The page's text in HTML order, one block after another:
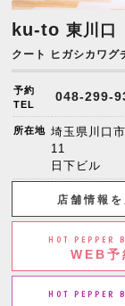
ku-to東川口
クート ヒガシカワグ
予約
TEL
048-299-
所在地 埼玉県川口
11
日下ビル
店舗情報を
HOT PEPPER
WEB予
HOT PEPPER